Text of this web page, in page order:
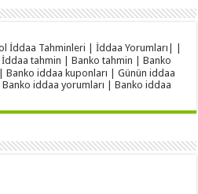
İddaa Tahminleri | İddaa Yorumları| |
tahmin | Banko tahmin | Banko
iddaa kuponları | Günün iddaa
iddaa yorumları | Banko iddaa